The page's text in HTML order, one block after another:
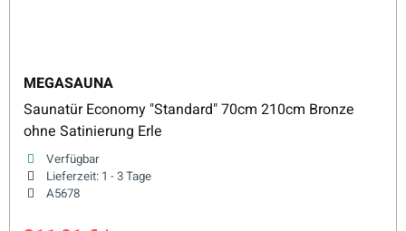
MEGASAUNA
Saunatür Economy "Standard" 70cm 210cm Bronze
ohne Satinierung Erle
Verfügbar
Lieferzeit: 1 - 3 Tage
A5678